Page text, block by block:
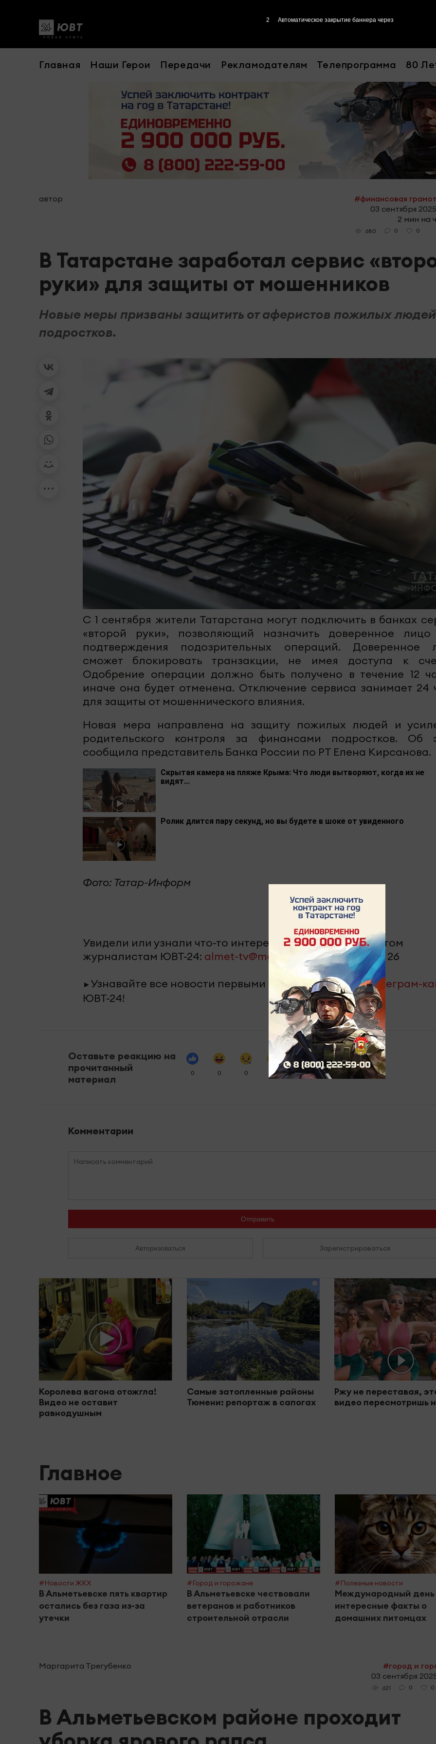
Главная Наши Герои Передачи Рекламодателям Телепрограмма 80
автор
#финансовая
03 сентября
2 мин на
680 0 0
В Татарстане заработал сервис
руки» для защиты от мошенников
Новые меры призваны защитить от аферистов пожилых
подростков.
С 1 сентября жители Татарстана могут подключить в банках
«второй руки», позволяющий назначить доверенное
подтверждения подозрительных операций. Доверенное
сможет блокировать транзакции, не имея доступа к
Одобрение операции должно быть получено в течение 12
иначе она будет отменена. Отключение сервиса занимает 24
для защиты от мошеннического влияния.
Новая мера направлена на защиту пожилых людей и
родительского контроля за финансами подростков. Об
сообщила представитель Банка России по РТ Елена Кирсанова.
Скрытая камера на пляже Крыма: Что люди вытворяют, когда их не
видят...
Ролик длится пару секунд, но вы будете в шоке от увиденного
Фото: Татар-Информ
Увидели или узнали что-то интересное? Сообщите об этом
журналистам ЮВТ-24: almet-tv@mail.ru или + 7 917 255 40 26
► Узнавайте все новости первыми – подпишитесь нателеграм-
ЮВТ-24!
Оставьте реакцию на
прочитанный
материал
0 0 0 0 0
Комментарии
Отправить
Авторизоваться Зарегистрироваться
i
Королева вагона отожгла!
Видео не оставит
равнодушным
i
Самые затопленные районы
Тюмени: репортаж в сапогах
Ржу не переставая,
видео пересмотришь
Главное
#Новости ЖКХ
В Альметьевске пять квартир
остались без газа из-за
утечки
#Город и горожане
В Альметьевске чествовали
ветеранов и работников
строительной отрасли
#Полезные новости
Международный день
интересные факты о
домашних питомцах
Маргарита Трегубенко
#город и
03 сентября
621 0 0
В Альметьевском районе проходит
1 Автоматическое закрытие баннера через